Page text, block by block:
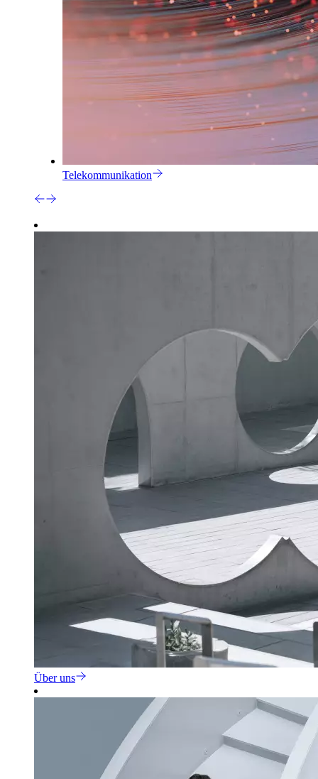
Telekommunikation
Über uns